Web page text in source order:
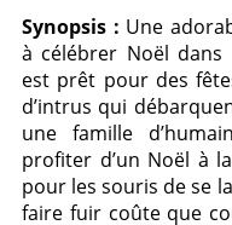
Synopsis : Une
à célébrer Noël dans
est prêt pour des
d’intrus qui
une famille
profiter d’un Noël à
pour les souris de se
faire fuir coûte que